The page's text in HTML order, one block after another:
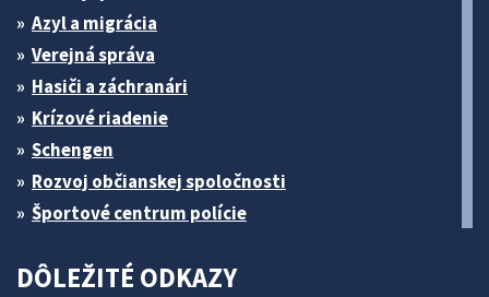
Azyl a migrácia
Verejná správa
Hasiči a záchranári
Krízové riadenie
Schengen
Rozvoj občianskej spoločnosti
Športové centrum polície
DÔLEŽITÉ ODKAZY